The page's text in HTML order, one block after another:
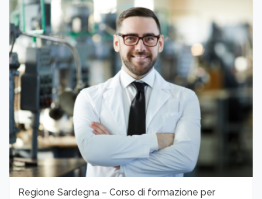
Regione Sardegna – Corso di formazione per